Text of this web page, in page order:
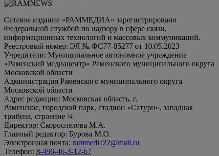
Сетевое издание «РАММЕДИА» зарегистрировано
Федеральной службой по надзору в сфере связи,
информационных технологий и массовых коммуникаций.
Реестровый номер: ЭЛ № ФС77-85277 от 10.05.2023
Учредители: Муниципальное автономное учреждение
«Раменский медиацентр» Раменского муниципального округа
Московской области
Администрация Раменского муниципального округа
Московской области
Адрес редакции: Московская область, г.
Раменское, городской парк, стадион «Сатурн», западная
трибуна, строение ¼
Директор: Скороспелова М.А.
Главный редактор: Бурова М.О.
Электронная почта: rammedia22@mail.ru
Телефон: 8-496-46-3-12-67